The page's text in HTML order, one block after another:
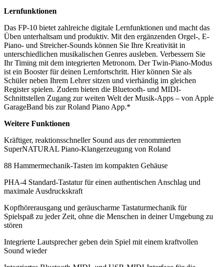
Lernfunktionen
Das FP-10 bietet zahlreiche digitale Lernfunktionen und macht das
Üben unterhaltsam und produktiv. Mit den ergänzenden Orgel-, E-
Piano- und Streicher-Sounds können Sie Ihre Kreativität in
unterschiedlichen musikalischen Genres ausleben. Verbessern Sie
Ihr Timing mit dem integrierten Metronom. Der Twin-Piano-Modus
ist ein Booster für deinen Lernfortschritt. Hier können Sie als
Schüler neben Ihrem Lehrer sitzen und vierhändig im gleichen
Register spielen. Zudem bieten die Bluetooth- und MIDI-
Schnittstellen Zugang zur weiten Welt der Musik-Apps – von Apple
GarageBand bis zur Roland Piano App.*
Weitere Funktionen
Kräftiger, reaktionsschneller Sound aus der renommierten
SuperNATURAL Piano-Klangerzeugung von Roland
88 Hammermechanik-Tasten im kompakten Gehäuse
PHA-4 Standard-Tastatur für einen authentischen Anschlag und
maximale Ausdruckskraft
Kopfhörerausgang und geräuscharme Tastaturmechanik für
Spielspaß zu jeder Zeit, ohne die Menschen in deiner Umgebung zu
stören
Integrierte Lautsprecher geben dein Spiel mit einem kraftvollen
Sound wieder